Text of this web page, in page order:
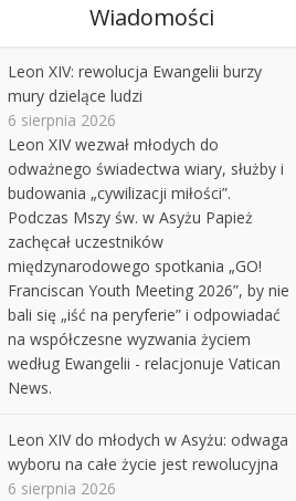
Wiadomości
Leon XIV: rewolucja Ewangelii burzy
mury dzielące ludzi
6 sierpnia 2026
Leon XIV wezwał młodych do
odważnego świadectwa wiary, służby i
budowania „cywilizacji miłości”.
Podczas Mszy św. w Asyżu Papież
zachęcał uczestników
międzynarodowego spotkania „GO!
Franciscan Youth Meeting 2026”, by nie
bali się „iść na peryferie” i odpowiadać
na współczesne wyzwania życiem
według Ewangelii - relacjonuje Vatican
News.
Leon XIV do młodych w Asyżu: odwaga
wyboru na całe życie jest rewolucyjna
6 sierpnia 2026